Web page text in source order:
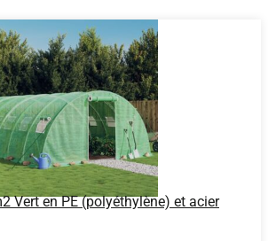
Vert en PE (polyéthylène) et acier